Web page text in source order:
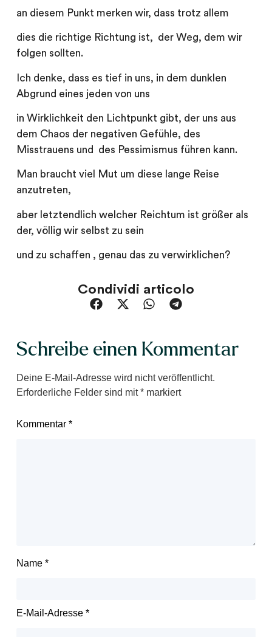
an diesem Punkt merken wir, dass trotz allem
dies die richtige Richtung ist, der Weg, dem wir
folgen sollten.
Ich denke, dass es tief in uns, in dem dunklen
Abgrund eines jeden von uns
in Wirklichkeit den Lichtpunkt gibt, der uns aus
dem Chaos der negativen Gefühle, des
Misstrauens und des Pessimismus führen kann.
Man braucht viel Mut um diese lange Reise
anzutreten,
aber letztendlich welcher Reichtum ist größer als
der, völlig wir selbst zu sein
und zu schaffen , genau das zu verwirklichen?
Condividi articolo
Schreibe einen Kommentar
Deine E-Mail-Adresse wird nicht veröffentlicht.
Erforderliche Felder sind mit*markiert
Kommentar *
Name *
E-Mail-Adresse *